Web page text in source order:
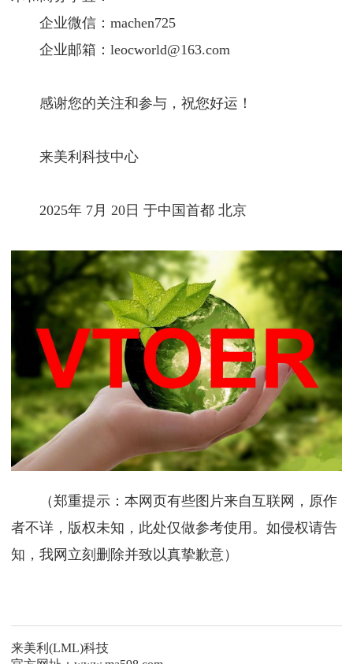
企业微信：machen725
企业邮箱：leocworld@163.com
感谢您的关注和参与，祝您好运！
来美利科技中心
2025年 7月 20日 于中国首都 北京
（郑重提示：本网页有些图片来自互联网，原作
者不详，版权未知，此处仅做参考使用。如侵权请告
知，我网立刻删除并致以真挚歉意）
来美利(LML)科技